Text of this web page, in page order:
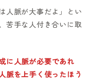
人脈が大事だよ」とい
苦手な人付き合いに取
に人脈が必要であれ
脈を上手く使ったほう